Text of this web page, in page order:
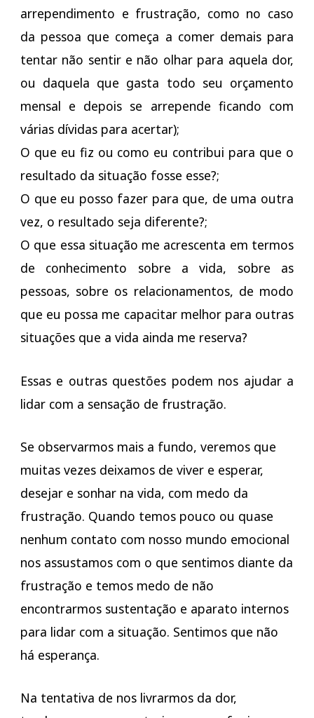
arrependimento e frustração, como no caso
da pessoa que começa a comer demais para
tentar não sentir e não olhar para aquela dor,
ou daquela que gasta todo seu orçamento
mensal e depois se arrepende ficando com
várias dívidas para acertar);
O que eu fiz ou como eu contribui para que o
resultado da situação fosse esse?;
O que eu posso fazer para que, de uma outra
vez, o resultado seja diferente?;
O que essa situação me acrescenta em termos
de conhecimento sobre a vida, sobre as
pessoas, sobre os relacionamentos, de modo
que eu possa me capacitar melhor para outras
situações que a vida ainda me reserva?
Essas e outras questões podem nos ajudar a
lidar com a sensação de frustração.
Se observarmos mais a fundo, veremos que
muitas vezes deixamos de viver e esperar,
desejar e sonhar na vida, com medo da
frustração. Quando temos pouco ou quase
nenhum contato com nosso mundo emocional
nos assustamos com o que sentimos diante da
frustração e temos medo de não
encontrarmos sustentação e aparato internos
para lidar com a situação. Sentimos que não
há esperança.
Na tentativa de nos livrarmos da dor,